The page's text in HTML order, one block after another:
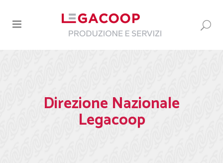
Direzione Nazionale
Legacoop